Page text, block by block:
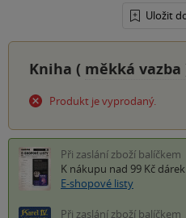
Uložit
Kniha ( měkká vazba
Produkt je vyprodaný.
Při zaslání zboží balíčkem
K nákupu nad 99 Kč
E-shopové listy
Při zaslání zboží balíčkem